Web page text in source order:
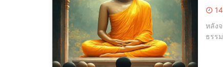
หลัง
ธรรมพาให้